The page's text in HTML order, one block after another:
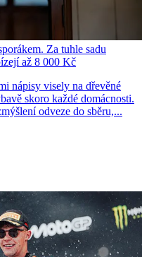
Za tuhle sadu
až 8 000 Kč
nápisy visely na dřevěné
skoro každé domácnosti.
odveze do sběru,...